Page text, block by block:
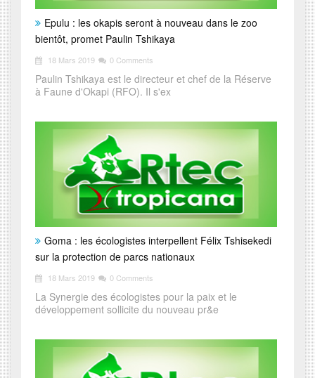
Epulu : les okapis seront à nouveau dans le zoo
bientôt, promet Paulin Tshikaya
18 Mars 2019 0 Comments
Paulin Tshikaya est le directeur et chef de la Réserve
à Faune d'Okapi (RFO). Il s'ex
Goma : les écologistes interpellent Félix Tshisekedi
sur la protection de parcs nationaux
18 Mars 2019 0 Comments
La Synergie des écologistes pour la paix et le
développement sollicite du nouveau pr&e